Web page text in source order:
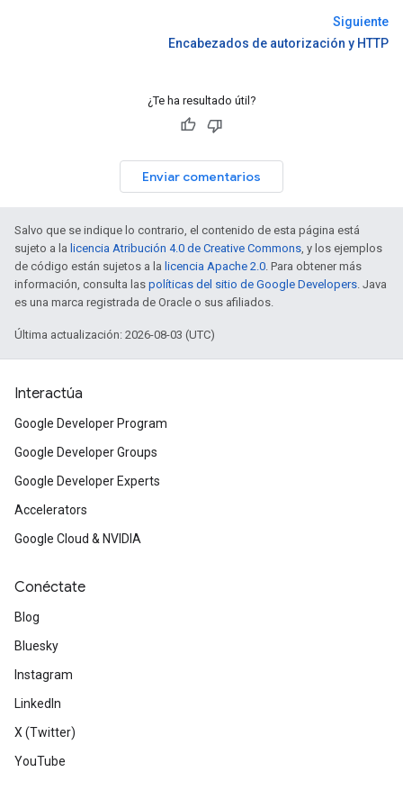
Siguiente
Encabezados de autorización y HTTP
¿Te ha resultado útil?
Enviar comentarios
Salvo que se indique lo contrario, el contenido de esta página está
sujeto a la licencia Atribución 4.0 de Creative Commons, y los ejemplos
de código están sujetos a la licencia Apache 2.0. Para obtener más
información, consulta las políticas del sitio de Google Developers. Java
es una marca registrada de Oracle o sus afiliados.
Última actualización: 2026-08-03 (UTC)
Interactúa
Google Developer Program
Google Developer Groups
Google Developer Experts
Accelerators
Google Cloud & NVIDIA
Conéctate
Blog
Bluesky
Instagram
LinkedIn
X (Twitter)
YouTube